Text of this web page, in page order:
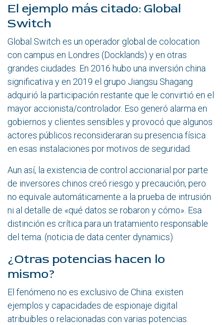
El ejemplo más citado: Global
Switch
Global Switch es un operador global de colocation
con campus en Londres (Docklands) y en otras
grandes ciudades. En 2016 hubo una inversión china
significativa y en 2019 el grupo Jiangsu Shagang
adquirió la participación restante que le convirtió en el
mayor accionista/controlador. Eso generó alarma en
gobiernos y clientes sensibles y provocó que algunos
actores públicos reconsideraran su presencia física
en esas instalaciones por motivos de seguridad.
Aun así, la existencia de control accionarial por parte
de inversores chinos creó riesgo y precaución, pero
no equivale automáticamente a la prueba de intrusión
ni al detalle de «qué datos se robaron y cómo». Esa
distinción es crítica para un tratamiento responsable
del tema. (noticia de data center dynamics)
¿Otras potencias hacen lo
mismo?
El fenómeno no es exclusivo de China: existen
ejemplos y capacidades de espionaje digital
atribuibles o relacionadas con varias potencias.